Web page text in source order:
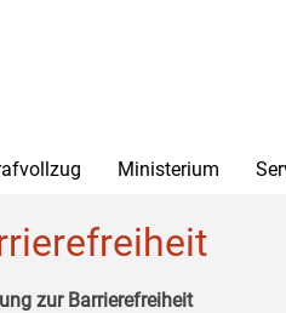
Ministerium
zur Barrierefreiheit